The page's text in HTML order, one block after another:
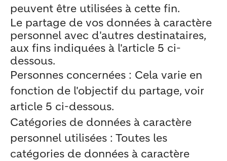
peuvent être utilisées à cette fin.
Le partage de vos données à caractère
personnel avec d'autres destinataires,
aux fins indiquées à l'article 5 ci-
dessous.
Personnes concernées : Cela varie en
fonction de l'objectif du partage, voir
article 5 ci-dessous.
Catégories de données à caractère
personnel utilisées : Toutes les
catégories de données à caractère